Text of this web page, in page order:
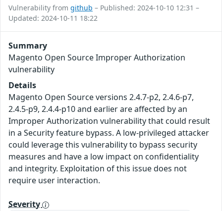
Vulnerability from github – Published: 2024-10-10 12:31 –
Updated: 2024-10-11 18:22
Summary
Magento Open Source Improper Authorization
vulnerability
Details
Magento Open Source versions 2.4.7-p2, 2.4.6-p7,
2.4.5-p9, 2.4.4-p10 and earlier are affected by an
Improper Authorization vulnerability that could result
in a Security feature bypass. A low-privileged attacker
could leverage this vulnerability to bypass security
measures and have a low impact on confidentiality
and integrity. Exploitation of this issue does not
require user interaction.
Severity